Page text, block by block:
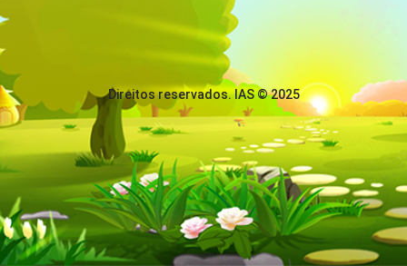
Direitos reservados. IAS © 2025